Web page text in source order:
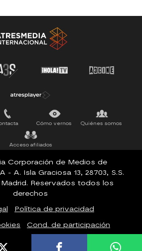
El Hormiguero
Pasapalabra
Cómo vernos Quiénes somos
Acceso afiliados
Corporación de Medios de
- A. Isla Graciosa 13, 28703, S.S.
Reservados todos los
derechos
Política de privacidad
Cond. de participación
privacidad
Accesibilidad